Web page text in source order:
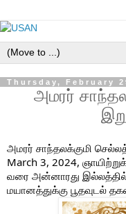
Thursday, February
அமரர்
அமரர் சாந்தலக்குமி
March 3, 2024,
வரை அன்னாரது இல்லத்தில்
மயானத்துக்கு பூதவுடல்